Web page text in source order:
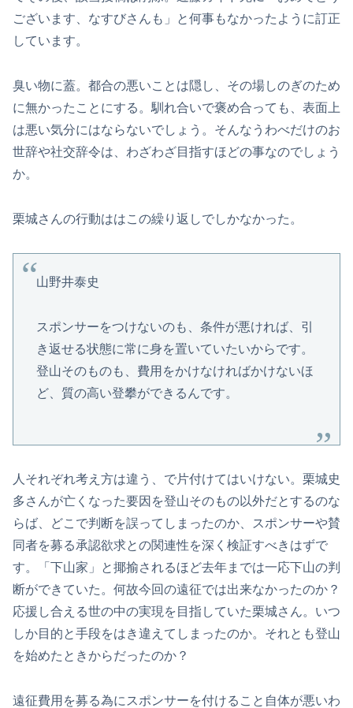
ございます、なすびさんも」と何事もなかったように訂正
しています。
臭い物に蓋。都合の悪いことは隠し、その場しのぎのため
に無かったことにする。馴れ合いで褒め合っても、表面上
は悪い気分にはならないでしょう。そんなうわべだけのお
世辞や社交辞令は、わざわざ目指すほどの事なのでしょう
か。
栗城さんの行動ははこの繰り返しでしかなかった。
山野井泰史
スポンサーをつけないのも、条件が悪ければ、引
き返せる状態に常に身を置いていたいからです。
登山そのものも、費用をかけなければかけないほ
ど、質の高い登攀ができるんです。
人それぞれ考え方は違う、で片付けてはいけない。栗城史
多さんが亡くなった要因を登山そのもの以外だとするのな
らば、どこで判断を誤ってしまったのか、スポンサーや賛
同者を募る承認欲求との関連性を深く検証すべきはずで
す。「下山家」と揶揄されるほど去年までは一応下山の判
断ができていた。何故今回の遠征では出来なかったのか？
応援し合える世の中の実現を目指していた栗城さん。いつ
しか目的と手段をはき違えてしまったのか。それとも登山
を始めたときからだったのか？
遠征費用を募る為にスポンサーを付けること自体が悪いわ